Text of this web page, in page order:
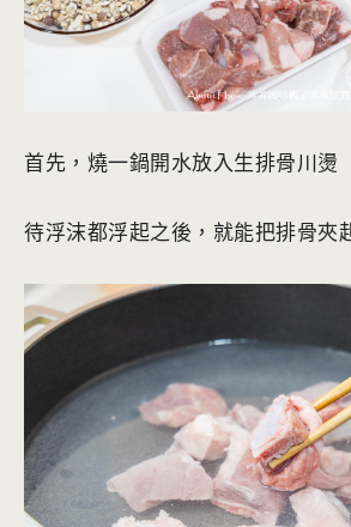
首先，燒一鍋開水放入生排骨川燙
待浮沫都浮起之後，就能把排骨夾